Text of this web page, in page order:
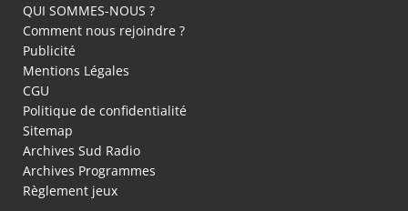
QUI SOMMES-NOUS ?
Comment nous rejoindre ?
Publicité
Mentions Légales
CGU
Politique de confidentialité
Sitemap
Archives Sud Radio
Archives Programmes
Règlement jeux